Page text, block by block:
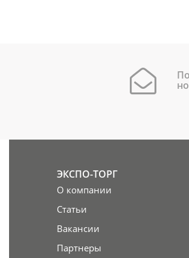
ЭКСПО-ТОРГ
О компании
Статьи
Вакансии
Партнеры